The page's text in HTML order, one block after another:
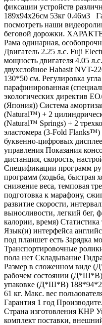
фиксации устройств
189х94х26см 53кг 0.46м3
посмотреть наши
беговой дорожки.
Рама одинарная,
Двигатель 2.25 л.с. Fuji
мощность двигателя 4.05
двухслойное Habasit NVT-
130*50 см. Регулировка
парафинированная
экологических директив
(Япония)) Система
(Natural™) + 2
(Natural™ Springs) + 2
эластомера (3-Fold
буквенно-цифровых
управления Показания
дистанция, скорость,
Спецификации программ
программ (ходьба, быстрая
снижение веса, темповая
подготовка к марафону,
развитие скорости,
выносливости, легкий бег,
калории, время)
Язык(и) интерфейса
под планшет есть Зарядка
Транспортировочные
пола нет Складывание
Размер в сложенном виде
рабочем состоянии
упаковке (Д*Ш*В)
61 кг. Макс. вес
Гарантия 1 год
Страна изготовления КНР
комплект поставки,